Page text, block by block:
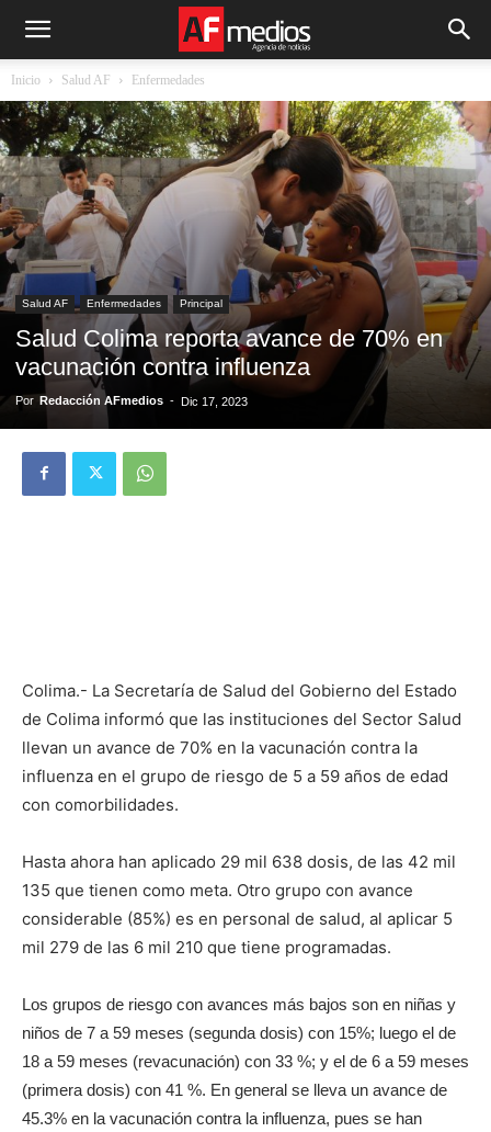
Inicio Salud AF Enfermedades
Salud AF Enfermedades Principal
Salud Colima reporta avance de 70% en
vacunación contra influenza
Por Redacción AFmedios - Dic 17, 2023
Colima.- La Secretaría de Salud del Gobierno del Estado
de Colima informó que las instituciones del Sector Salud
llevan un avance de 70% en la vacunación contra la
influenza en el grupo de riesgo de 5 a 59 años de edad
con comorbilidades.
Hasta ahora han aplicado 29 mil 638 dosis, de las 42 mil
135 que tienen como meta. Otro grupo con avance
considerable (85%) es en personal de salud, al aplicar 5
mil 279 de las 6 mil 210 que tiene programadas.
Los grupos de riesgo con avances más bajos son en niñas y
niños de 7 a 59 meses (segunda dosis) con 15%; luego el de
18 a 59 meses (revacunación) con 33 %; y el de 6 a 59 meses
(primera dosis) con 41 %. En general se lleva un avance de
45.3% en la vacunación contra la influenza, pues se han